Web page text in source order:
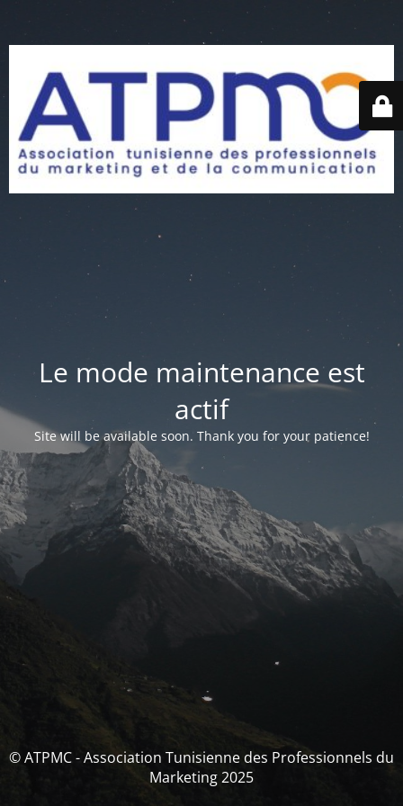
Le mode maintenance est
actif
Site will be available soon. Thank you for your patience!
© ATPMC - Association Tunisienne des Professionnels du
Marketing 2025